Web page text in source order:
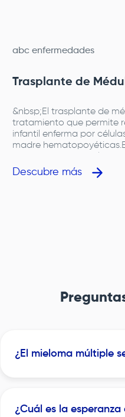
abc enfermedades
Trasplante de
&nbsp;El trasplante de
tratamiento que permite
infantil enferma por
madre
trasplante
tratar distintos tipos de
Descubre más
¿El mieloma múltiple
¿Cuál es la